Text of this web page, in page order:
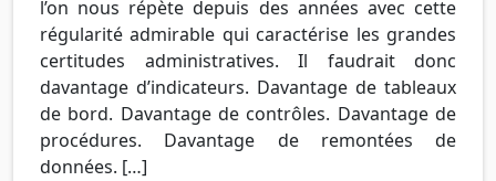
l’on nous répète depuis des années avec cette
régularité admirable qui caractérise les grandes
certitudes administratives. Il faudrait donc
davantage d’indicateurs. Davantage de tableaux
de bord. Davantage de contrôles. Davantage de
procédures. Davantage de remontées de
données. […]